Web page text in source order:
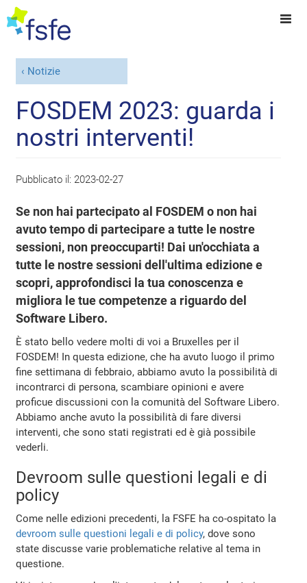
Notizie
FOSDEM 2023: guarda i
nostri interventi!
Pubblicato il: 2023-02-27
Se non hai partecipato al FOSDEM o non hai
avuto tempo di partecipare a tutte le nostre
sessioni, non preoccuparti! Dai un'occhiata a
tutte le nostre sessioni dell'ultima edizione e
scopri, approfondisci la tua conoscenza e
migliora le tue competenze a riguardo del
Software Libero.
È stato bello vedere molti di voi a Bruxelles per il
FOSDEM! In questa edizione, che ha avuto luogo il primo
fine settimana di febbraio, abbiamo avuto la possibilità di
incontrarci di persona, scambiare opinioni e avere
proficue discussioni con la comunità del Software Libero.
Abbiamo anche avuto la possibilità di fare diversi
interventi, che sono stati registrati ed è già possibile
vederli.
Devroom sulle questioni legali e di
policy
Come nelle edizioni precedenti, la FSFE ha co-ospitato la
devroom sulle questioni legali e di policy, dove sono
state discusse varie problematiche relative al tema in
questione.